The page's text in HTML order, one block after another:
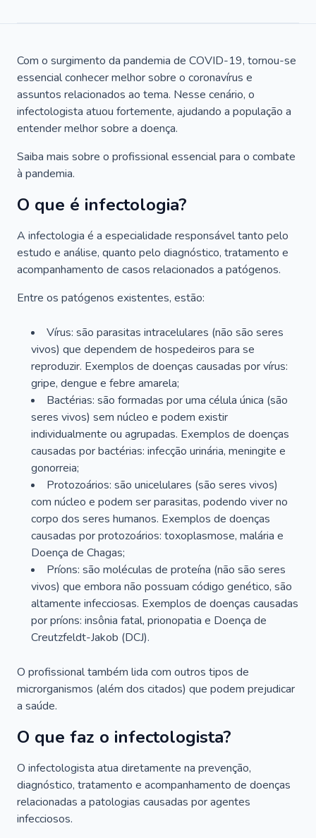
Com o surgimento da pandemia de COVID-19, tornou-se
essencial conhecer melhor sobre o coronavírus e
assuntos relacionados ao tema. Nesse cenário, o
infectologista atuou fortemente, ajudando a população a
entender melhor sobre a doença.
Saiba mais sobre o profissional essencial para o combate
à pandemia.
O que é infectologia?
A infectologia é a especialidade responsável tanto pelo
estudo e análise, quanto pelo diagnóstico, tratamento e
acompanhamento de casos relacionados a patógenos.
Entre os patógenos existentes, estão:
Vírus: são parasitas intracelulares (não são seres
vivos) que dependem de hospedeiros para se
reproduzir. Exemplos de doenças causadas por vírus:
gripe, dengue e febre amarela;
Bactérias: são formadas por uma célula única (são
seres vivos) sem núcleo e podem existir
individualmente ou agrupadas. Exemplos de doenças
causadas por bactérias: infecção urinária, meningite e
gonorreia;
Protozoários: são unicelulares (são seres vivos)
com núcleo e podem ser parasitas, podendo viver no
corpo dos seres humanos. Exemplos de doenças
causadas por protozoários: toxoplasmose, malária e
Doença de Chagas;
Príons: são moléculas de proteína (não são seres
vivos) que embora não possuam código genético, são
altamente infecciosas. Exemplos de doenças causadas
por príons: insônia fatal, prionopatia e Doença de
Creutzfeldt-Jakob (DCJ).
O profissional também lida com outros tipos de
microrganismos (além dos citados) que podem prejudicar
a saúde.
O que faz o infectologista?
O infectologista atua diretamente na prevenção,
diagnóstico, tratamento e acompanhamento de doenças
relacionadas a patologias causadas por agentes
infecciosos.